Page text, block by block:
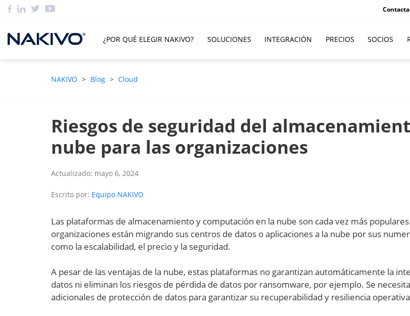
¿POR QUÉ ELEGIR NAKIVO? SOLUCIONES INTEGRACIÓN PRECIOS SOCIOS
NAKIVO > Blog > Cloud
Riesgos de seguridad del
nube para las organizaciones
Actualizado: mayo 6, 2024
Escrito por: Equipo NAKIVO
Las plataformas de almacenamiento y computación en la nube son cada vez más
organizaciones están migrando sus centros de datos o aplicaciones a la nube por sus
como la escalabilidad, el precio y la seguridad.
A pesar de las ventajas de la nube, estas plataformas no garantizan automáticamente la
datos ni eliminan los riesgos de pérdida de datos por ransomware, por ejemplo. Se
adicionales de protección de datos para garantizar su recuperabilidad y resiliencia